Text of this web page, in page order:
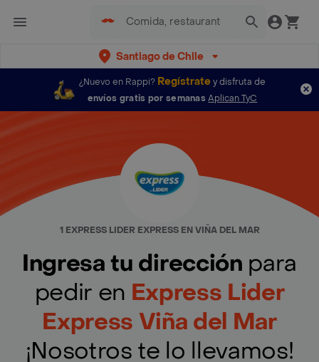
Santiago de Chile
¿Nuevo en Rappi? Regístratey disfruta de
envíos gratis por semanas Aplican TyC
1 EXPRESS LIDER EXPRESS EN VIÑA DEL MAR
Ingresa tu dirección para
pedir en Express Lider
Express Viña del Mar
¡Nosotros te lo llevamos!